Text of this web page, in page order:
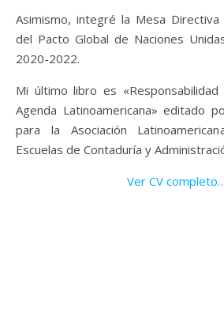
Asimismo, integré la Mesa
del Pacto Global de Naciones
2020-2022.
Mi último libro es «Responsabilidad
Agenda Latinoamericana» editado
para la Asociación
Escuelas de Contaduría y
Ver CV